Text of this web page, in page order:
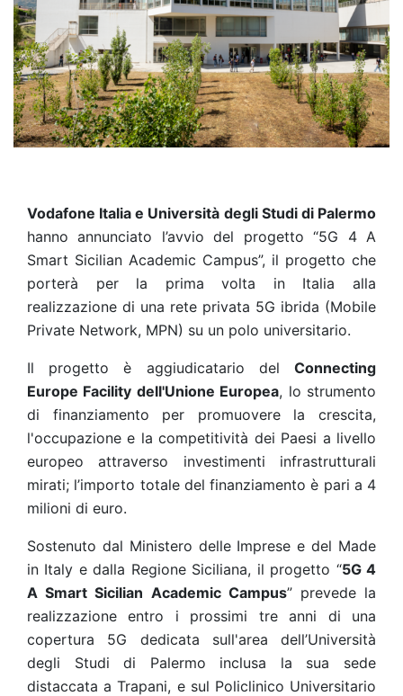
Vodafone Italia e Università degli Studi di Palermo
hanno annunciato l’avvio del progetto “5G 4 A
Smart Sicilian Academic Campus”, il progetto che
porterà per la prima volta in Italia alla
realizzazione di una rete privata 5G ibrida (Mobile
Private Network, MPN) su un polo universitario.
Il progetto è aggiudicatario del Connecting
Europe Facility dell'Unione Europea, lo strumento
di finanziamento per promuovere la crescita,
l'occupazione e la competitività dei Paesi a livello
europeo attraverso investimenti infrastrutturali
mirati; l’importo totale del finanziamento è pari a 4
milioni di euro.
Sostenuto dal Ministero delle Imprese e del Made
in Italy e dalla Regione Siciliana, il progetto “5G 4
A Smart Sicilian Academic Campus” prevede la
realizzazione entro i prossimi tre anni di una
copertura 5G dedicata sull'area dell’Università
degli Studi di Palermo inclusa la sua sede
distaccata a Trapani, e sul Policlinico Universitario